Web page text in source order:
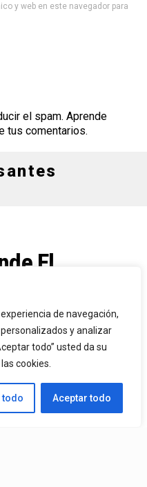
de navegación,
y analizar
todo” usted da su
cookies.
todo Aceptar todo
y web en este navegador para
el spam. Aprende
tus comentarios.
El
Tu
2026 Con
De “Oh
De Los Lanzamientos Más